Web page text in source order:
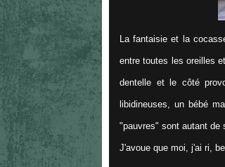
La fantaisie et la
entre toutes les oreilles
dentelle et le côté
libidineuses, un bébé
"pauvres" sont autant de
J'avoue que moi, j'ai ri,